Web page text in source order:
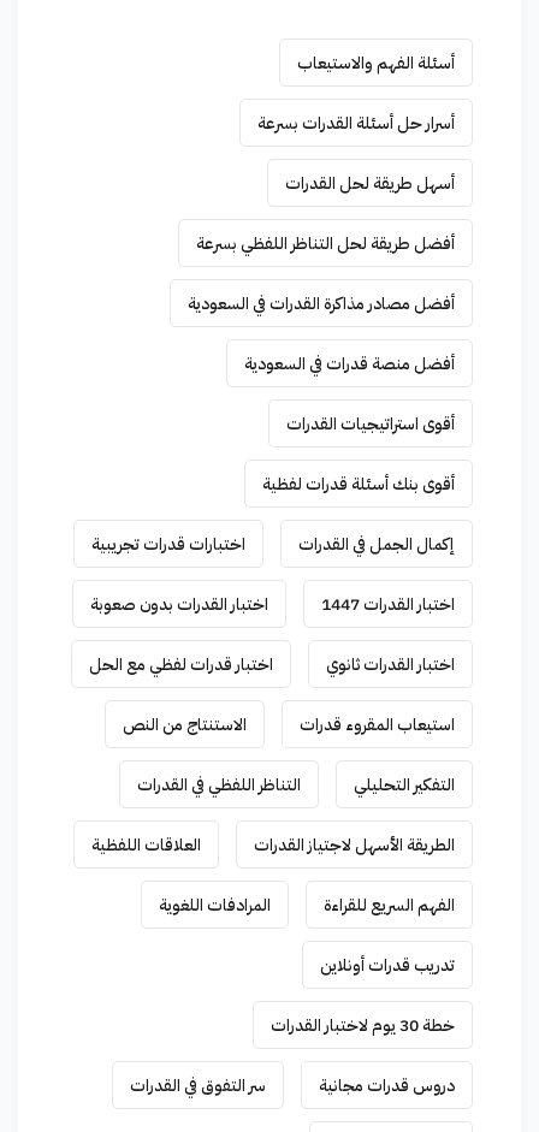
أسئلة الفهم والاستيعاب
أسرار حل أسئلة القدرات بسرعة
أسهل طريقة لحل القدرات
أفضل طريقة لحل التناظر اللفظي بسرعة
أفضل مصادر مذاكرة القدرات في السعودية
أفضل منصة قدرات في السعودية
أقوى استراتيجيات القدرات
أقوى بنك أسئلة قدرات لفظية
إكمال الجمل في القدرات اختبارات قدرات تجريبية
اختبار القدرات 1447 اختبار القدرات بدون صعوبة
اختبار القدرات ثانوي اختبار قدرات لفظي مع الحل
استيعاب المقروء قدرات الاستنتاج من النص
التفكير التحليلي التناظر اللفظي في القدرات
الطريقة الأسهل لاجتياز القدرات العلاقات اللفظية
الفهم السريع للقراءة المرادفات اللغوية
تدريب قدرات أونلاين
خطة 30 يوم لاختبار القدرات
دروس قدرات مجانية سر التفوق في القدرات